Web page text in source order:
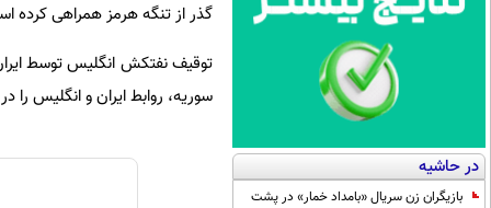
در حاشیه
بازیگران زن سریال «بامداد خمار» در پشت
گذر از تنگه هرمز همراهی کرده
توقیف نفتکش انگلیس توسط
سوریه، روابط ایران و انگلیس